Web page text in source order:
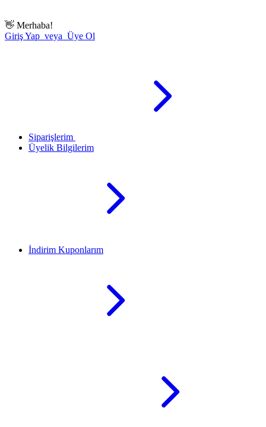
👋 Merhaba!
Giriş Yap veya Üye Ol
Siparişlerim
Üyelik Bilgilerim
İndirim Kuponlarım